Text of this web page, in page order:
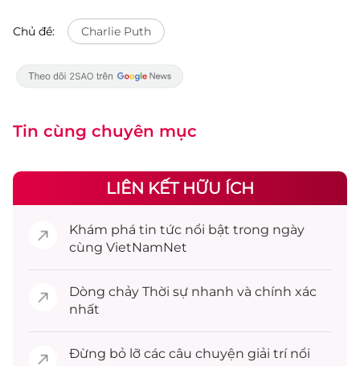
Chủ đề: Charlie Puth
Tin cùng chuyên mục
LIÊN KẾT HỮU ÍCH
Khám phá tin tức nổi bật trong ngày
cùng VietNamNet
Dòng chảy Thời sự nhanh và chính xác
nhất
Đừng bỏ lỡ các câu chuyện giải trínổi